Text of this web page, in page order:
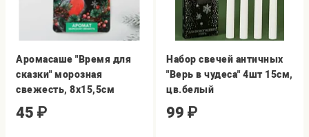
Аромасаше "Время для
сказки" морозная
свежесть, 8х15,5см
45 ₽
Набор свечей античных
"Верь в чудеса" 4шт 15см,
цв.белый
99 ₽